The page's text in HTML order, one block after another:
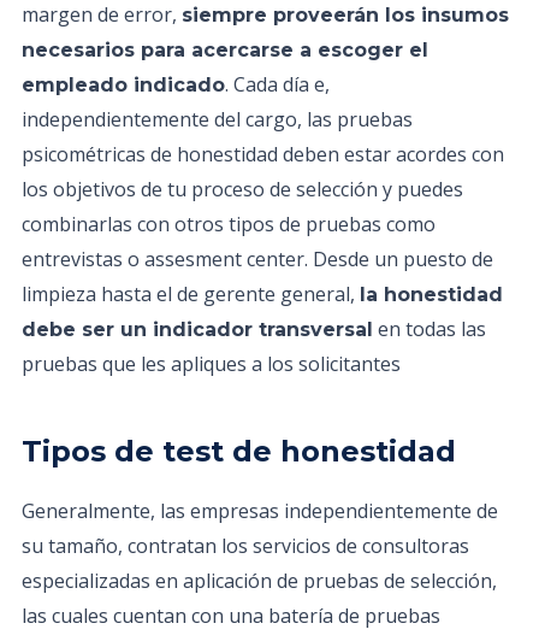
margen de error, siempre proveerán los insumos
necesarios para acercarse a escoger el
empleado indicado. Cada día e,
independientemente del cargo, las pruebas
psicométricas de honestidad deben estar acordes con
los objetivos de tu proceso de selección y puedes
combinarlas con otros tipos de pruebas como
entrevistas o assesment center. Desde un puesto de
limpieza hasta el de gerente general, la honestidad
debe ser un indicador transversal en todas las
pruebas que les apliques a los solicitantes
Tipos de test de honestidad
Generalmente, las empresas independientemente de
su tamaño, contratan los servicios de consultoras
especializadas en aplicación de pruebas de selección,
las cuales cuentan con una batería de pruebas